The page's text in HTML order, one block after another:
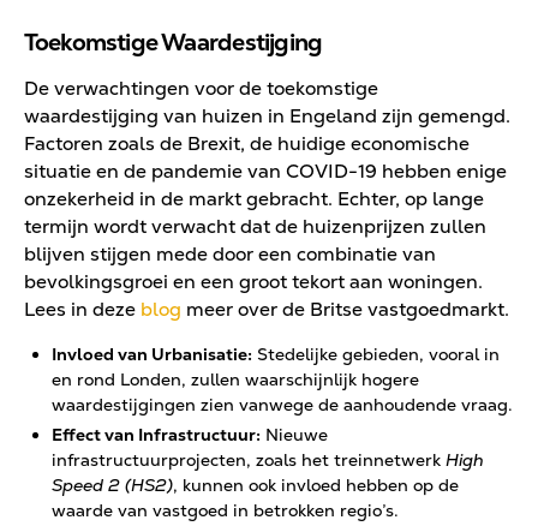
Toekomstige Waardestijging
De verwachtingen voor de toekomstige
waardestijging van huizen in Engeland zijn gemengd.
Factoren zoals de Brexit, de huidige economische
situatie en de pandemie van COVID-19 hebben enige
onzekerheid in de markt gebracht. Echter, op lange
termijn wordt verwacht dat de huizenprijzen zullen
blijven stijgen mede door een combinatie van
bevolkingsgroei en een groot tekort aan woningen.
Lees in deze blog meer over de Britse vastgoedmarkt.
Invloed van Urbanisatie: Stedelijke gebieden, vooral in
en rond Londen, zullen waarschijnlijk hogere
waardestijgingen zien vanwege de aanhoudende vraag.
Effect van Infrastructuur: Nieuwe
infrastructuurprojecten, zoals het treinnetwerkHigh
Speed 2 (HS2), kunnen ook invloed hebben op de
waarde van vastgoed in betrokken regio’s.